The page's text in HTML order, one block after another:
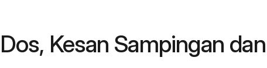
Kesan Sampingan dan